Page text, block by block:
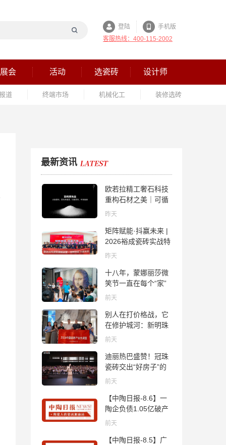
登陆
手机版
客服热线：400-115-2002
展会 活动 选瓷砖 设计师
道 终端市场 机械化工 装修选砖
最新资讯
欧若拉精工奢石科技
重构石材之美｜可循
环高纯度微晶，重新
昨天
矩阵赋能·抖赢未来 |
2026裕成瓷砖实战特
训营圆满收官
昨天
十八年，蒙娜丽莎微
笑节一直在每个“家”
的故事里
前天
别人在打价格战，它
在修护城河：新明珠
岩板的逆势密码
前天
迪丽热巴盛赞！冠珠
瓷砖交出“好房子”的
标准答卷
前天
【中陶日报-8.6】一
陶企负债1.05亿破产
清算；东鹏拟延长基
开展建陶行业能效领
前天
【中陶日报-8.5】广